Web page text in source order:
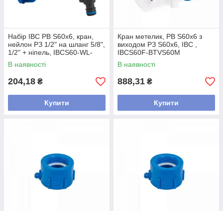
Набір IBC РВ S60x6, кран,
нейлон РЗ 1/2" на шланг 5/8",
1/2" + ніпель, IBCS60-WL-
K112
В наявності
204,18 ₴
Купити
Кран метелик, РВ S60x6 з
виходом РЗ S60x6, IBC ,
IBCS60F-BTVS60M
В наявності
888,31 ₴
Купити